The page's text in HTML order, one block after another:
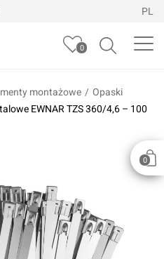
PL
0
0
montażowe / Opaski
EWNAR TZS 360/4,6 – 100